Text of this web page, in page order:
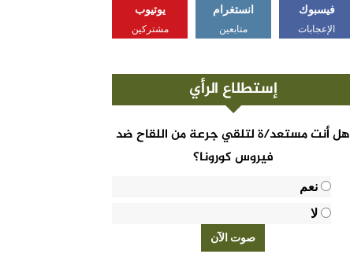
فيسبوك
الإعجابات
انستغرام
متابعين
يوتيوب
مشتركين
إستطلاع الرأي
هل أنت مستعد/ة لتلقي جرعة من اللقاح ضد
فيروس كورونا؟
نعم
لا